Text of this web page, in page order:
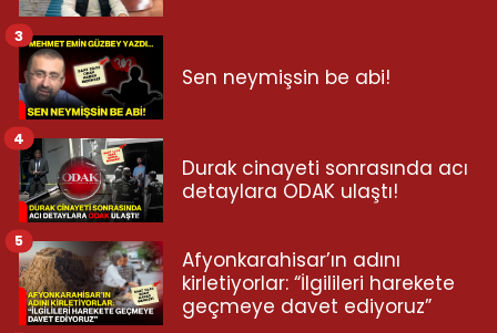
Sen neymişsin be abi!
3
Durak cinayeti sonrasında acı
detaylara ODAK ulaştı!
4
Afyonkarahisar’ın adını
kirletiyorlar: “İlgilileri harekete
geçmeye davet ediyoruz”
5